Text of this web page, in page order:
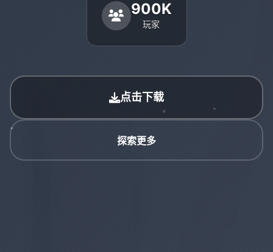
900K
玩家
点击下载
探索更多